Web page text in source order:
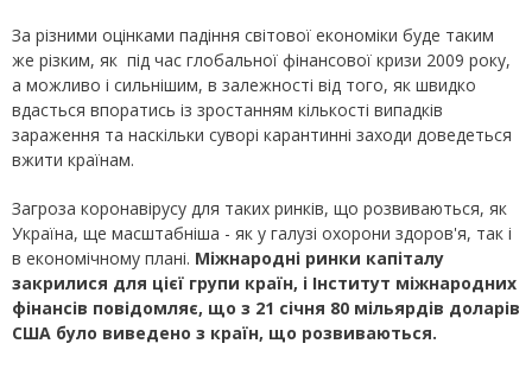
За різними оцінками падіння світової економіки буде таким
же різким, як під час глобальної фінансової кризи 2009 року,
а можливо і сильнішим, в залежності від того, як швидко
вдасться впоратись із зростанням кількості випадків
зараження та наскільки суворі карантинні заходи доведеться
вжити країнам.
Загроза коронавірусу для таких ринків, що розвиваються, як
Україна, ще масштабніша - як у галузі охорони здоров'я, так і
в економічному плані. Міжнародні ринки капіталу
закрилися для цієї групи країн, і Інститут міжнародних
фінансів повідомляє, що з 21 січня 80 мільярдів доларів
США було виведено з країн, що розвиваються.